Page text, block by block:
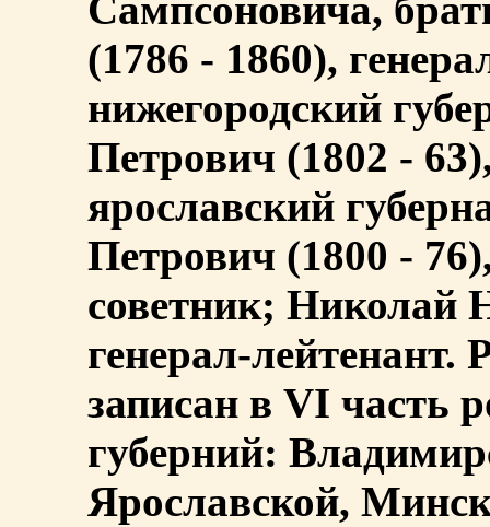
Сампсоновича,
(1786 - 1860),
нижегородский
Петрович (1802 -
ярославский
Петрович (1800 -
советник; Николай
генерал-
записан в VI часть
губерний:
Ярославской,